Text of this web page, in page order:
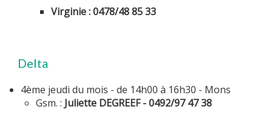
Virginie : 0478/48 85 33
Delta
4ème jeudi du mois - de 14h00 à 16h30 - Mons
Gsm. : Juliette DEGREEF - 0492/97 47 38